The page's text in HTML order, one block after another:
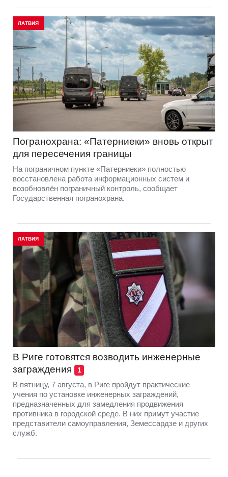
ЛАТВИЯ
Погранохрана: «Патерниеки» вновь открыт
для пересечения границы
На пограничном пункте «Патерниеки» полностью
восстановлена работа информационных систем и
возобновлён пограничный контроль, сообщает
Государственная погранохрана.
ЛАТВИЯ
В Риге готовятся возводить инженерные
заграждения
1
В пятницу, 7 августа, в Риге пройдут практические
учения по установке инженерных заграждений,
предназначенных для замедления продвижения
противника в городской среде. В них примут участие
представители самоуправления, Земессардзе и других
служб.